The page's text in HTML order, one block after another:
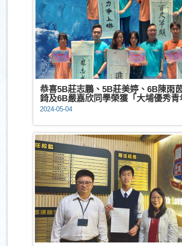
恭喜5B莊志鵬、5B莊美婷、6B陳雨
錡及6B嚴嘉欣同學榮獲「大埔優秀青
2024-05-04